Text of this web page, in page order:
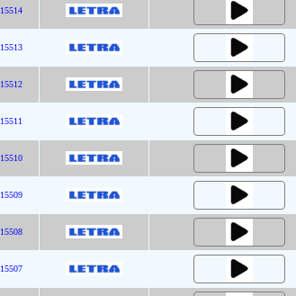
15514
15513
15512
15511
15510
15509
15508
15507